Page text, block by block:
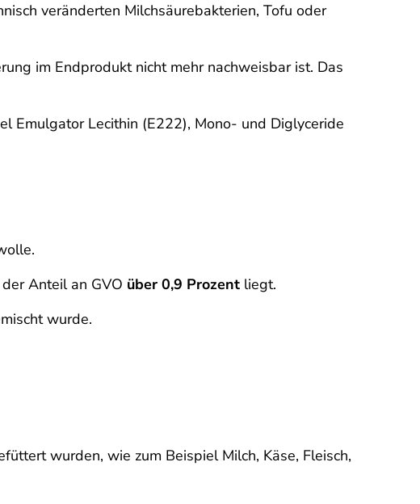
veränderten Milchsäurebakterien, Tofu oder
im Endprodukt nicht mehr nachweisbar ist. Das
Emulgator Lecithin (E222), Mono- und Diglyceride
Anteil an GVO über 0,9 Prozent liegt.
wurde.
wurden, wie zum Beispiel Milch, Käse, Fleisch,